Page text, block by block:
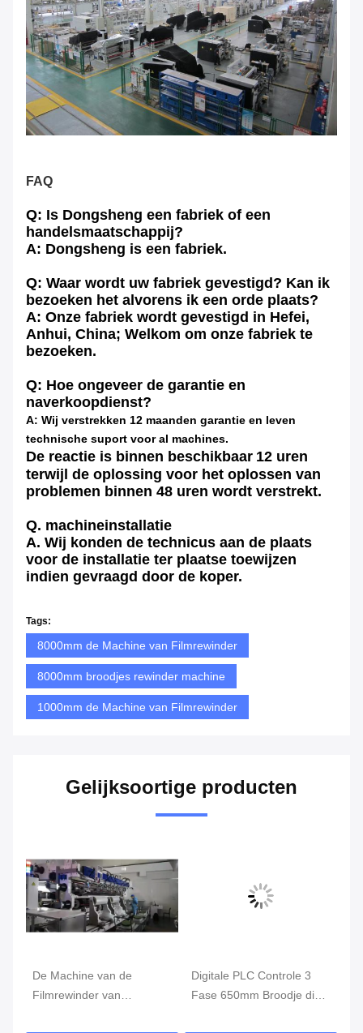
FAQ
Q: Is Dongsheng een fabriek of een
handelsmaatschappij?
A: Dongsheng is een fabriek.
Q: Waar wordt uw fabriek gevestigd? Kan ik
bezoeken het alvorens ik een orde plaats?
A: Onze fabriek wordt gevestigd in Hefei,
Anhui, China; Welkom om onze fabriek te
bezoeken.
Q: Hoe ongeveer de garantie en
naverkoopdienst?
A: Wij verstrekken 12 maanden garantie en leven
technische suport voor al machines.
De reactie is binnen beschikbaar 12 uren
terwijl de oplossing voor het oplossen van
problemen binnen 48 uren wordt verstrekt.
Q. machineinstallatie
A. Wij konden de technicus aan de plaats
voor de installatie ter plaatse toewijzen
indien gevraagd door de koper.
Tags:
8000mm de Machine van Filmrewinder
8000mm broodjes rewinder machine
1000mm de Machine van Filmrewinder
Gelijksoortige producten
De Machine van de
Filmrewinder van
Digitale PLC Controle 3
Fase 650mm Broodje die